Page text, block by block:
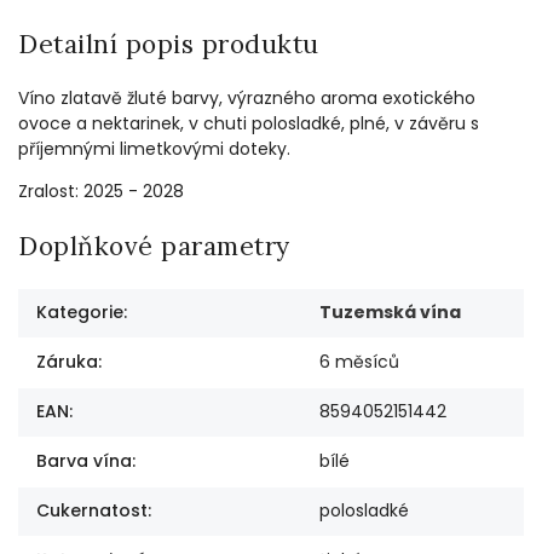
Detailní popis produktu
Víno zlatavě žluté barvy, výrazného aroma exotického
ovoce a nektarinek, v chuti polosladké, plné, v závěru s
příjemnými limetkovými doteky.
Zralost: 2025 - 2028
Doplňkové parametry
Kategorie: Tuzemská vína
Záruka: 6 měsíců
EAN: 8594052151442
Barva vína: bílé
Cukernatost: polosladké